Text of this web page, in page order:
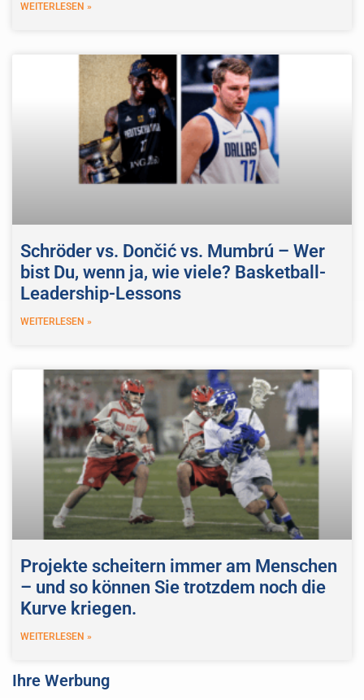
WEITERLESEN »
Schröder vs. Dončić vs. Mumbrú – Wer
bist Du, wenn ja, wie viele? Basketball-
Leadership-Lessons
WEITERLESEN »
Projekte scheitern immer am Menschen
– und so können Sie trotzdem noch die
Kurve kriegen.
WEITERLESEN »
Ihre Werbung